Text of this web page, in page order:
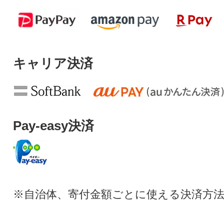
キャリア決済
Pay-easy決済
※自治体、寄付金額ごとに使える決済方